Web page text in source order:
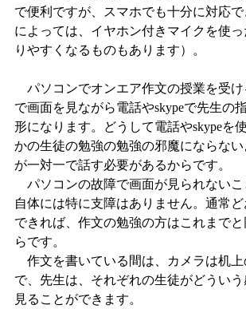
で便利ですが、スマホでも十分に対応
によっては、イヤホン付きマイクを使
りやすくなるものもあります）。
パソコンでオンエア作文の授業を受
で画面を見ながら電話やskypeで先生の
形になります。どうして電話やskypeを
かの生徒の勉強の勉強の邪魔にならな
が一対一で話す必要があるからです。
パソコンの故障で画面が見られない
自体には特に支障はありません。通常
できれば、作文の勉強の方はこれまで
らです。
作文を書いている間は、カメラは机
で、先生は、それぞれの生徒がどうい
見ることができます。